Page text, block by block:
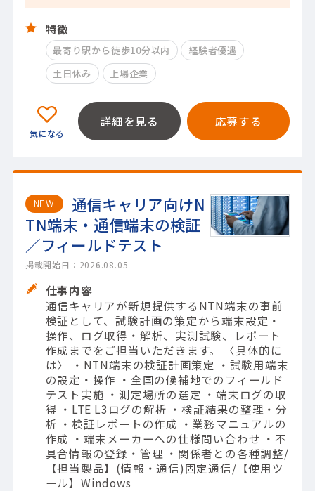
特徴
最寄り駅から徒歩10分以内
経験者優遇
土日休み
上場企業
詳細を見る 応募する
NEW
通信キャリア向けN
TN端末・通信端末の検証
／フィールドテスト
掲載開始日：2026.08.05
仕事内容
通信キャリアが新規提供するNTN端末の事前
検証として、試験計画の策定から端末設定・
操作、ログ取得・解析、実測試験、レポート
作成までをご担当いただきます。 〈具体的に
は〉 ・NTN端末の検証計画策定 ・試験用端末
の設定・操作 ・全国の候補地でのフィールド
テスト実施 ・測定場所の選定 ・端末ログの取
得 ・LTE L3ログの解析 ・検証結果の整理・分
析 ・検証レポートの作成 ・業務マニュアルの
作成 ・端末メーカーへの仕様問い合わせ ・不
具合情報の登録・管理 ・関係者との各種調整/
【担当製品】(情報・通信)固定通信/【使用ツ
ール】Windows